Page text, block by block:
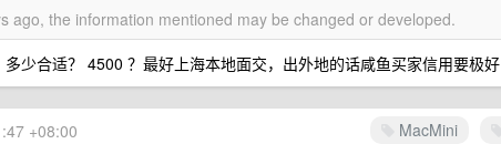
ago, the information mentioned may be changed or developed.
少合适？ 4500 ？最好上海本地面交，出外地的话咸鱼买家信用要极好
MacMini
+08:00